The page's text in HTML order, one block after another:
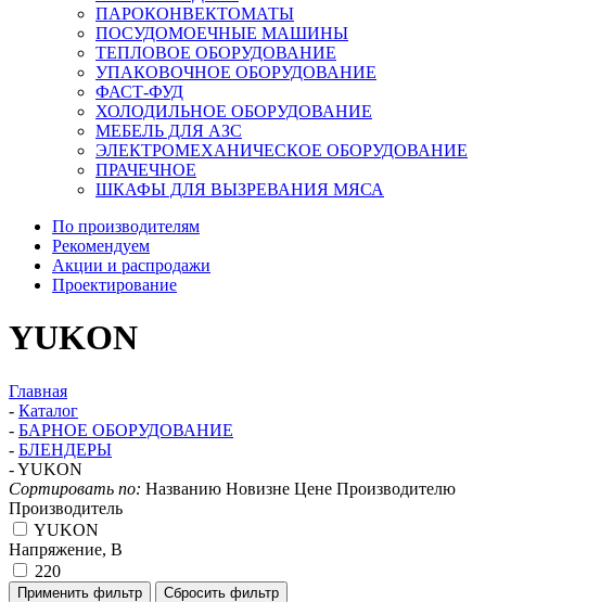
ПАРОКОНВЕКТОМАТЫ
ПОСУДОМОЕЧНЫЕ МАШИНЫ
ТЕПЛОВОЕ ОБОРУДОВАНИЕ
УПАКОВОЧНОЕ ОБОРУДОВАНИЕ
ФАСТ-ФУД
ХОЛОДИЛЬНОЕ ОБОРУДОВАНИЕ
МЕБЕЛЬ ДЛЯ АЗС
ЭЛЕКТРОМЕХАНИЧЕСКОЕ ОБОРУДОВАНИЕ
ПРАЧЕЧНОЕ
ШКАФЫ ДЛЯ ВЫЗРЕВАНИЯ МЯСА
По производителям
Рекомендуем
Акции и распродажи
Проектирование
YUKON
Главная
- Каталог
- БАРНОЕ ОБОРУДОВАНИЕ
- БЛЕНДЕРЫ
-YUKON
Сортировать по: Названию Новизне Цене Производителю
Производитель
YUKON
Напряжение, В
220